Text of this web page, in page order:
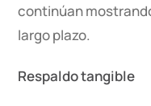
continúan
largo plazo.
Respaldo tangible